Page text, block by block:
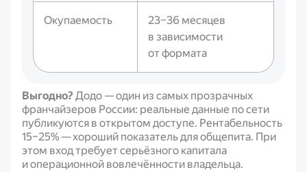
Окупаемость
23–36 месяцев
в зависимости
от формата
Выгодно? Додо — один из самых прозрачных
франчайзеров России: реальные данные по сети
публикуются в открытом доступе. Рентабельность
15–25% — хороший показатель для общепита. При
этом вход требует серьёзного капитала
и операционной вовлечённости владельца.